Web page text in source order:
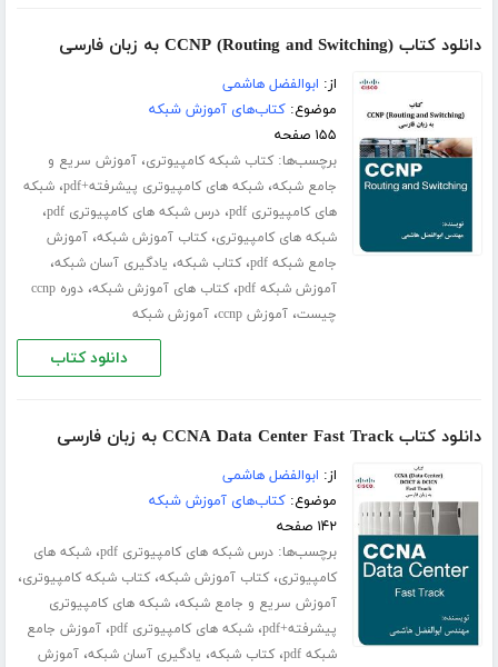
دانلود کتاب (CCNP (Routing and Switching به زبان فارسی
از: ابوالفضل هاشمی
موضوع:کتاب‌های آموزش شبکه
۱۵۵ صفحه
برچسب‌ها:کتاب شبکه کامپیوتری،آموزش سریع و
جامع شبکه،شبکه های کامپیوتری پیشرفته+pdf ،شبکه
های کامپیوتری pdf
،درس شبکه های کامپیوتری pdf ،
شبکه های کامپیوتری،کتاب آموزش شبکه،آموزش
جامع شبکه pdf
،کتاب شبکه، یادگیری آسان شبکه،
آموزش شبکه pdf ،کتاب های آموزش شبکه،
دوره ccnp
چیست،آموزش ccnp ،آموزش شبکه
دانلود کتاب
دانلود کتاب CCNA Data Center Fast Track به زبان فارسی
از: ابوالفضل هاشمی
موضوع:کتاب‌های آموزش شبکه
۱۴۲ صفحه
برچسب‌ها:درس شبکه های کامپیوتری pdf ،شبکه های
کامپیوتری،کتاب آموزش شبکه،کتاب شبکه کامپیوتری،
آموزش سریع و جامع شبکه،شبکه های کامپیوتری
پیشرفته+pdf
،شبکه های کامپیوتری pdf ،آموزش جامع
شبکه pdf
،کتاب شبکه، یادگیری آسان شبکه،آموزش